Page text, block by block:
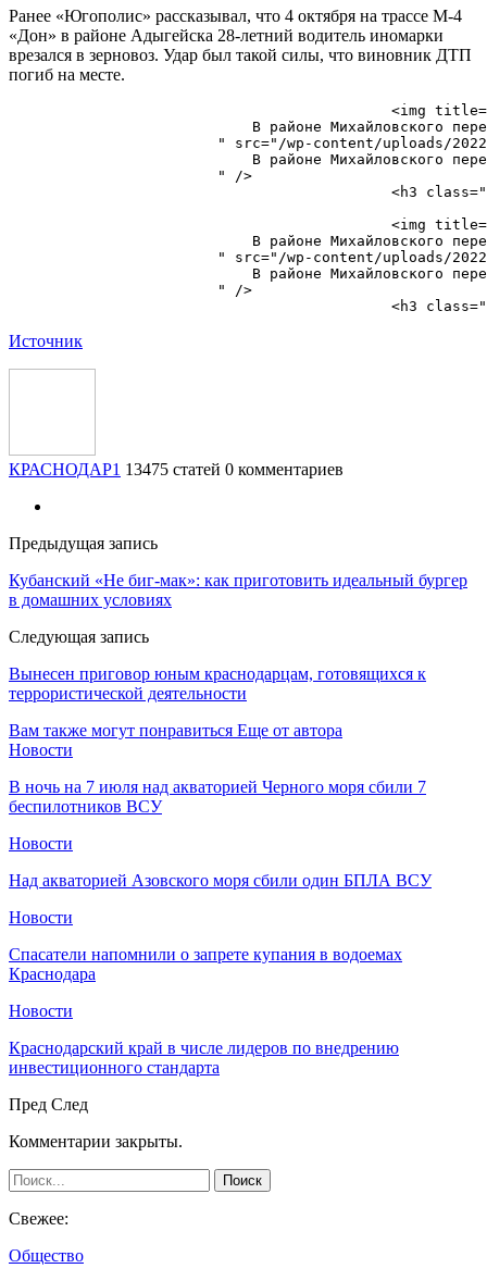
Ранее «Югополис» рассказывал, что 4 октября на трассе М-4
«Дон» в районе Адыгейска 28-летний водитель иномарки
врезался в зерновоз. Удар был такой силы, что виновник ДТП
погиб на месте.
<img
​В районе Михайловского
" src="/wp-content/uploads/
​В районе Михайловского
                        " />
<img
​В районе Михайловского
" src="/wp-content/uploads/
​В районе Михайловского
                        " />
Источник
КРАСНОДАР1 13475 статей 0 комментариев
Предыдущая запись
Кубанский «Не биг-мак»: как приготовить идеальный бургер
в домашних условиях
Следующая запись
Вынесен приговор юным краснодарцам, готовящихся к
террористической деятельности
Вам также могут понравиться Еще от автора
Новости
В ночь на 7 июля над акваторией Черного моря сбили 7
беспилотников ВСУ
Новости
Над акваторией Азовского моря сбили один БПЛА ВСУ
Новости
Спасатели напомнили о запрете купания в водоемах
Краснодара
Новости
Краснодарский край в числе лидеров по внедрению
инвестиционного стандарта
Пред След
Комментарии закрыты.
Свежее:
Общество